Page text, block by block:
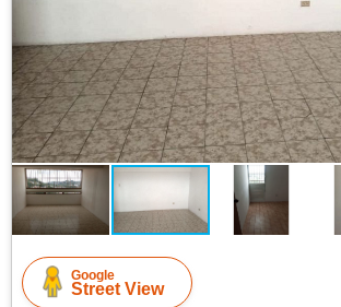
Google
Street View